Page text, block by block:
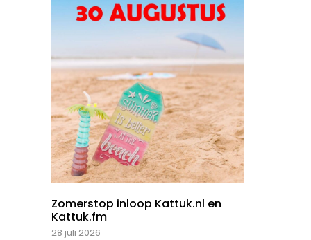
Zomerstop inloop Kattuk.nl en
Kattuk.fm
28 juli 2026